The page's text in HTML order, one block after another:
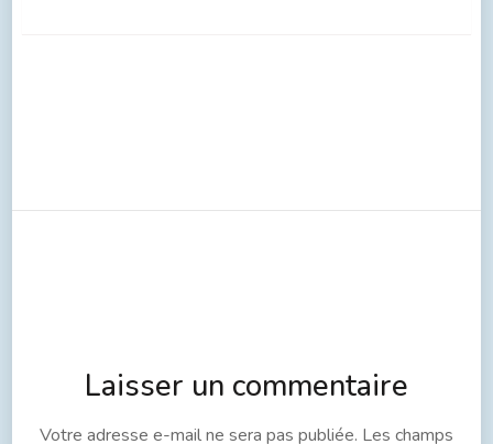
Laisser un commentaire
Votre adresse e-mail ne sera pas publiée. Les champs